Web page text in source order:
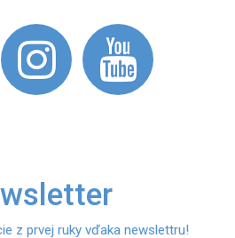
z prvej ruky vďaka newslettru!